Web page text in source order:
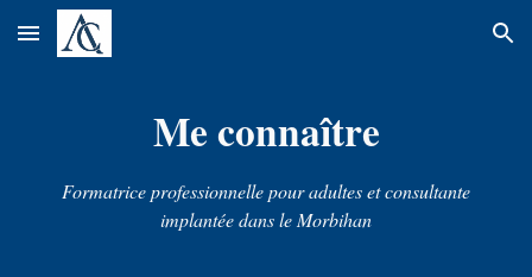
Skip to main content Skip to navigation
Me connaître
Formatrice professionnelle pour adultes et consultante
implantée dans le Morbihan